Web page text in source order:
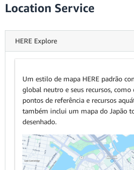
Location Service
HERE Explore
Um estilo de mapa HERE padrão
global neutro e seus recursos, como
pontos de referência e recursos
também inclui um mapa do Japão
desenhado.